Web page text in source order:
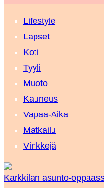
Lifestyle
Lapset
Koti
Tyyli
Muoto
Kauneus
Vapaa-Aika
Matkailu
Vinkkejä
Karkkilan asunto-